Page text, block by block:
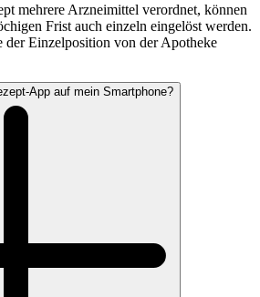
mehrere Arzneimittel verordnet, können
Frist auch einzeln eingelöst werden.
Einzelposition von der Apotheke
App auf mein Smartphone?